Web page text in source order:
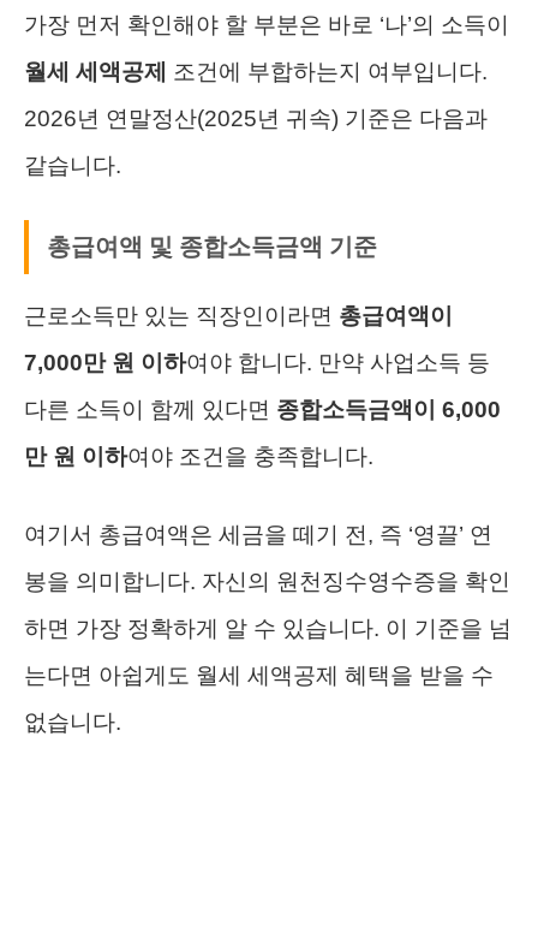
가장 먼저 확인해야 할 부분은 바로 ‘나’의 소득이
월세 세액공제 조건에 부합하는지 여부입니다.
2026년 연말정산(2025년 귀속) 기준은 다음과
같습니다.
총급여액 및 종합소득금액 기준
근로소득만 있는 직장인이라면 총급여액이
7,000만 원 이하여야 합니다. 만약 사업소득 등
다른 소득이 함께 있다면 종합소득금액이 6,000
만 원 이하여야 조건을 충족합니다.
여기서 총급여액은 세금을 떼기 전, 즉 ‘영끌’ 연
봉을 의미합니다. 자신의 원천징수영수증을 확인
하면 가장 정확하게 알 수 있습니다. 이 기준을 넘
는다면 아쉽게도 월세 세액공제 혜택을 받을 수
없습니다.